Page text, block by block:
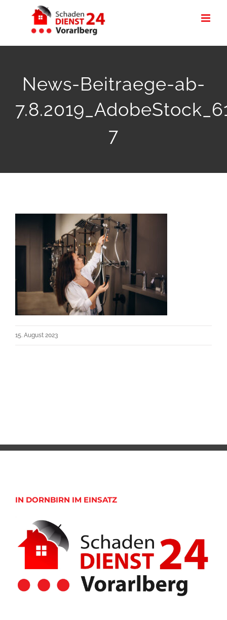
News-Beitraege-ab-
7
15. August 2023
IN DORNBIRN IM EINSATZ